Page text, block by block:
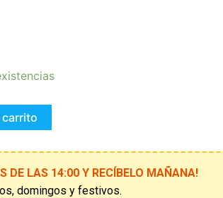
carrito
DE LAS 14:00 Y RECÍBELO MAÑANA!
domingos y festivos.